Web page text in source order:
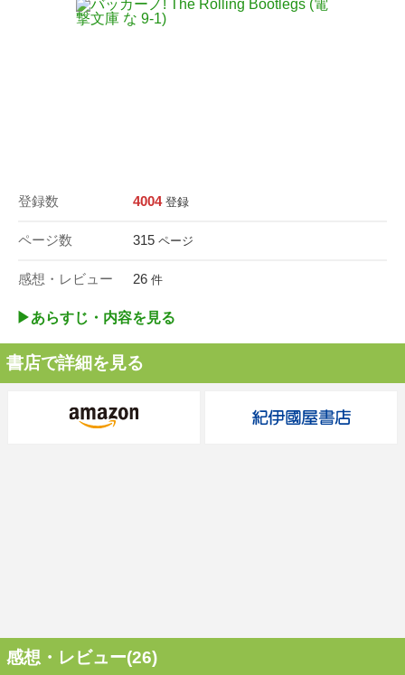
登録数 4004 登録
ページ数 315 ページ
感想・レビュー 26 件
▶︎あらすじ・内容を見る
書店で詳細を見る
感想・レビュー(26)